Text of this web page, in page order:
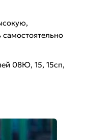
08Ю, 15, 15сп,